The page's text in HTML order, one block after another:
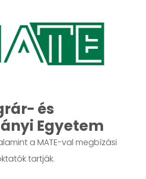
és
Egyetem
a MATE-val megbízási
tartják.